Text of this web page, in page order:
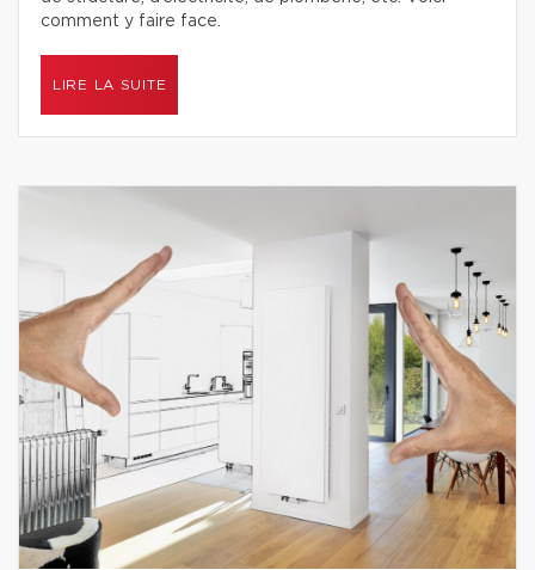
comment y faire face.
LIRE LA SUITE